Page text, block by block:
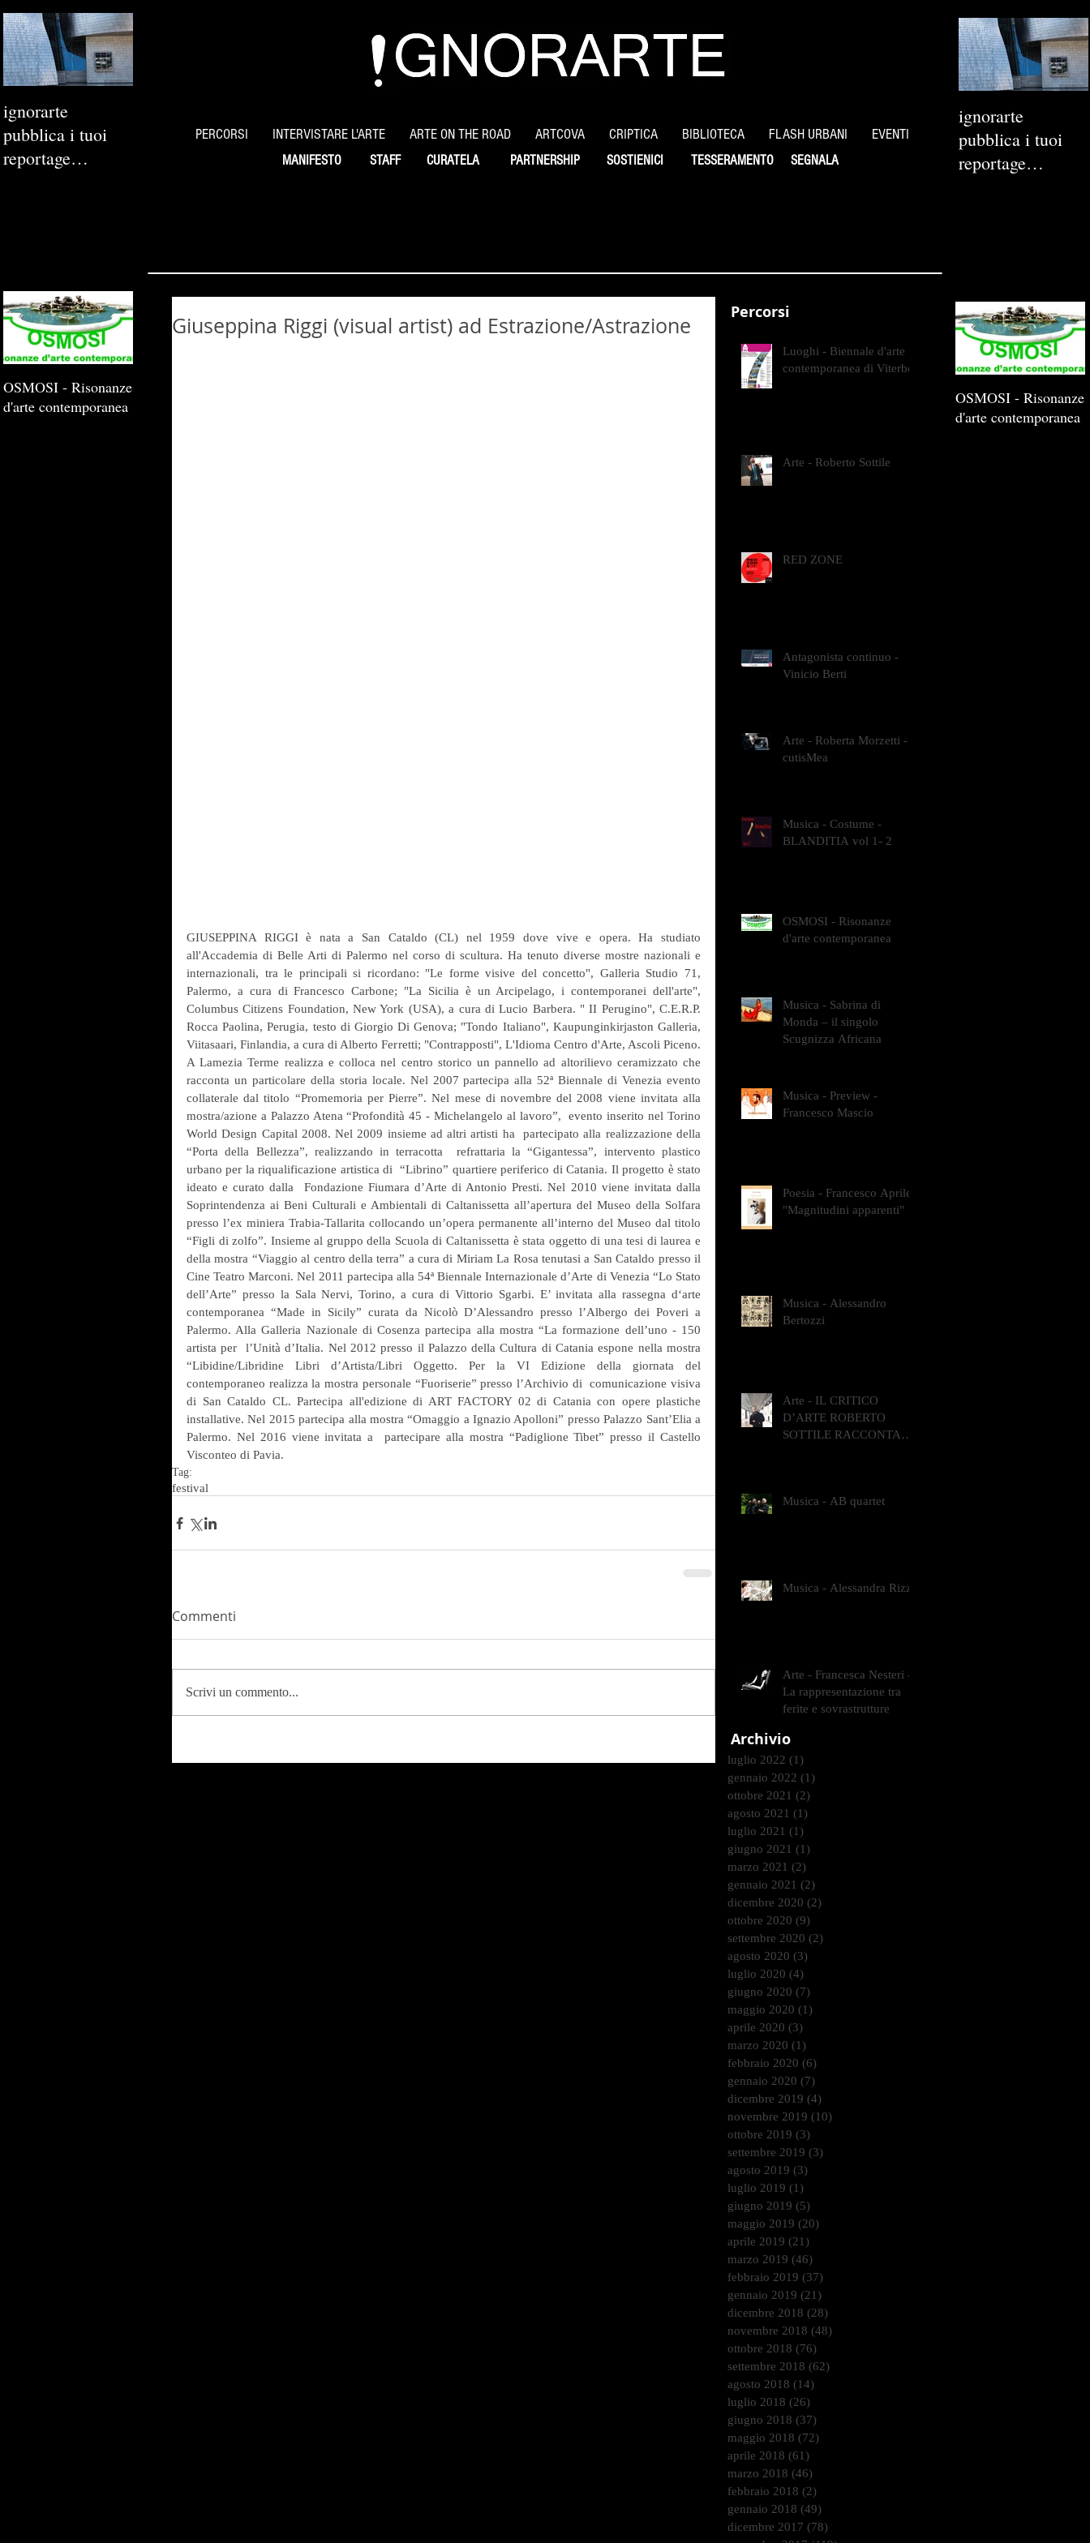
ignorarte
pubblica i tuoi
reportage
PERCORSI INTERVISTARE L'ARTE ARTE ON THE ROAD ARTCOVA CRIPTICA BIBLIOTECA FLASH URBANI EVENTI
MANIFESTO STAFF CURATELA PARTNERSHIP SOSTIENICI SEGNALA
TESSERAMENTO
ignorarte
pubblica i tuoi
reportage
Giuseppina Riggi (visual artist) ad Estrazione/Astrazione
GIUSEPPINA RIGGI è nata a San Cataldo (CL) nel 1959 dove vive e opera. Ha studiato
all'Accademia di Belle Arti di Palermo nel corso di scultura. Ha tenuto diverse mostre nazionali e
internazionali, tra le principali si ricordano: "Le forme visive del concetto", Galleria Studio 71,
Palermo, a cura di Francesco Carbone; "La Sicilia è un Arcipelago, i contemporanei dell'arte",
Columbus Citizens Foundation, New York (USA), a cura di Lucio Barbera. " II Perugino", C.E.R.P.
Rocca Paolina, Perugia, testo di Giorgio Di Genova; "Tondo Italiano", Kaupunginkirjaston Galleria,
Viitasaari, Finlandia, a cura di Alberto Ferretti; "Contrapposti", L'Idioma Centro d'Arte, Ascoli Piceno.
A Lamezia Terme realizza e colloca nel centro storico un pannello ad altorilievo ceramizzato che
racconta un particolare della storia locale. Nel 2007 partecipa alla 52ª Biennale di Venezia evento
collaterale dal titolo “Promemoria per Pierre”. Nel mese di novembre del 2008 viene invitata alla
mostra/azione a Palazzo Atena “Profondità 45 - Michelangelo al lavoro”,  evento inserito nel Torino
World Design Capital 2008. Nel 2009 insieme ad altri artisti ha  partecipato alla realizzazione della
“Porta della Bellezza”, realizzando in terracotta  refrattaria la “Gigantessa”, intervento plastico
urbano per la riqualificazione artistica di  “Librino” quartiere periferico di Catania. Il progetto è stato
ideato e curato dalla  Fondazione Fiumara d’Arte di Antonio Presti. Nel 2010 viene invitata dalla
Soprintendenza ai Beni Culturali e Ambientali di Caltanissetta all’apertura del Museo della Solfara
presso l’ex miniera Trabia-Tallarita collocando un’opera permanente all’interno del Museo dal titolo
“Figli di zolfo”. Insieme al gruppo della Scuola di Caltanissetta è stata oggetto di una tesi di laurea e
della mostra “Viaggio al centro della terra” a cura di Miriam La Rosa tenutasi a San Cataldo presso il
Cine Teatro Marconi. Nel 2011 partecipa alla 54ª Biennale Internazionale d’Arte di Venezia “Lo Stato
dell’Arte” presso la Sala Nervi, Torino, a cura di Vittorio Sgarbi. E’ invitata alla rassegna d‘arte
contemporanea “Made in Sicily” curata da Nicolò D’Alessandro presso l’Albergo dei Poveri a
Palermo. Alla Galleria Nazionale di Cosenza partecipa alla mostra “La formazione dell’uno - 150
artista per  l’Unità d’Italia. Nel 2012 presso il Palazzo della Cultura di Catania espone nella mostra
“Libidine/Libridine Libri d’Artista/Libri Oggetto. Per la VI Edizione della giornata del
contemporaneo realizza la mostra personale “Fuoriserie” presso l’Archivio di  comunicazione visiva
di San Cataldo CL. Partecipa all'edizione di ART FACTORY 02 di Catania con opere plastiche
installative. Nel 2015 partecipa alla mostra “Omaggio a Ignazio Apolloni” presso Palazzo Sant’Elia a
Palermo. Nel 2016 viene invitata a  partecipare alla mostra “Padiglione Tibet” presso il Castello
Visconteo di Pavia.
Tag:
festival
Commenti
Scrivi un commento...
Percorsi
Luoghi - Biennale d'arte
contemporanea di Viterbo
Arte - Roberto Sottile
RED ZONE
Antagonista continuo -
Vinicio Berti
Arte - Roberta Morzetti -
cutisMea
Musica - Costume -
BLANDITIA vol 1- 2
OSMOSI - Risonanze
d'arte contemporanea
Musica - Sabrina di
Monda – il singolo
Scugnizza Africana
Musica - Preview -
Francesco Mascio
Poesia - Francesco Aprile -
"Magnitudini apparenti"
Musica - Alessandro
Bertozzi
Arte - IL CRITICO
D’ARTE ROBERTO
SOTTILE RACCONTA
Musica - AB quartet
Musica - Alessandra Rizzo
Arte - Francesca Nesteri -
La rappresentazione tra
ferite e sovrastrutture
Archivio
luglio 2022 (1)
gennaio 2022 (1)
ottobre 2021 (2)
agosto 2021 (1)
luglio 2021 (1)
giugno 2021 (1)
marzo 2021 (2)
gennaio 2021 (2)
dicembre 2020 (2)
ottobre 2020 (9)
settembre 2020 (2)
agosto 2020 (3)
luglio 2020 (4)
giugno 2020 (7)
maggio 2020 (1)
aprile 2020 (3)
marzo 2020 (1)
febbraio 2020 (6)
gennaio 2020 (7)
dicembre 2019 (4)
novembre 2019 (10)
ottobre 2019 (3)
settembre 2019 (3)
agosto 2019 (3)
luglio 2019 (1)
giugno 2019 (5)
maggio 2019 (20)
aprile 2019 (21)
marzo 2019 (46)
febbraio 2019 (37)
gennaio 2019 (21)
dicembre 2018 (28)
novembre 2018 (48)
ottobre 2018 (76)
settembre 2018 (62)
agosto 2018 (14)
luglio 2018 (26)
giugno 2018 (37)
maggio 2018 (72)
aprile 2018 (61)
marzo 2018 (46)
febbraio 2018 (2)
gennaio 2018 (49)
dicembre 2017 (78)
OSMOSI - Risonanze
d'arte contemporanea
OSMOSI - Risonanze
d'arte contemporanea